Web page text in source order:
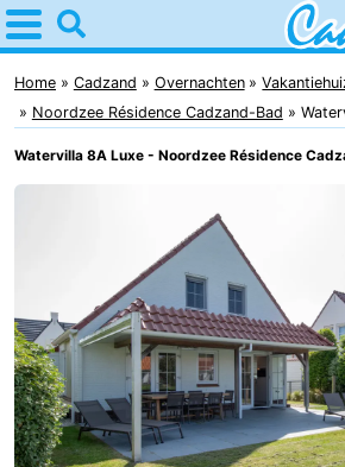
Home
Cadzand
Tips
Voor
Appartementen
Campings
Hotels
Vakantiehuizen
Home Cadzand Overnachten
Noordzee Résidence Cadzand-Bad
Watervilla 8A Luxe - Noordzee Résidence